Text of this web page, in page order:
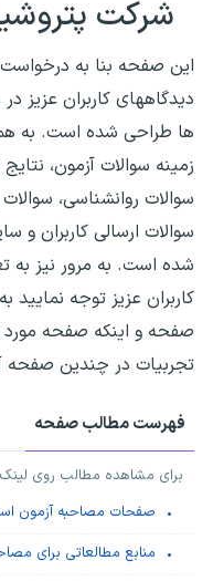
شرکت
این صفحه بنا به درخواست
دیدگاههای کاربران عزیز
ها طراحی شده است. به
زمینه سوالات آزمون،
سوالات روانشناسی،
سوالات ارسالی کاربران و
شده است. به مرور نیز به
کاربران عزیز توجه
صفحه و اینکه صفحه مورد
تجربیات در چندین صفحه
فهرست مطالب صفحه
برای مشاهده مطالب روی
صفحات مصاحبه آزمون
منابع مطالعاتی برای